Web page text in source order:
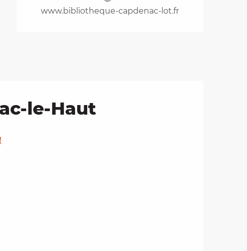
www.bibliotheque-capdenac-lot.fr
le-Haut